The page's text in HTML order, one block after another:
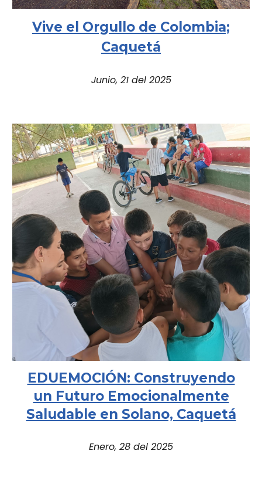
Vive el Orgullo de Colombia;
Caquetá
Junio, 21 del 2025
EDUEMOCIÓN: Construyendo
un Futuro Emocionalmente
Saludable en Solano, Caquetá
Enero, 28 del 2025